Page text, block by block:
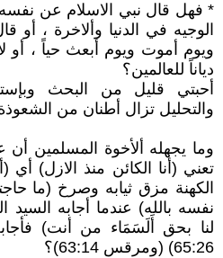
* فهل قال نبي الاسلام عن نفسه
الوجيه في الدنيا وألاخرة ،
ويوم أموت ويوم أبعث حياً ، أو
دياناً للعالمين؟
أحبتي قليل من البحث
والتحليل تزال أطنان من
وما يجهله ألأخوة المسلمين أن
تعني (أنا الكائن منذ الازل) أي
الكهنة مزق ثيابه وصرخ (ما
نفسه بالله) عندما أجابه
لنا بحق أَلَسَمَاء من أنت)
65:26) (ومرقس 63:14)؟